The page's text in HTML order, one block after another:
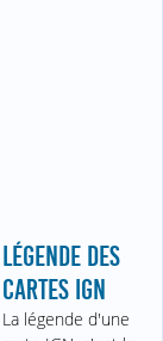
LÉGENDE DES
CARTES IGN
La légende d'une